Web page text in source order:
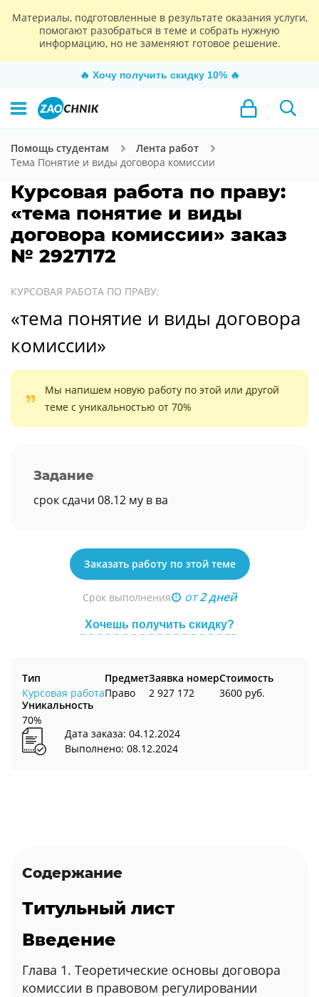
Материалы, подготовленные в результате оказания услуги,
помогают разобраться в теме и собрать нужную
информацию, но не заменяют готовое решение.
🔥 Хочу получить скидку 10% 🔥
Помощь студентам
Лента работ
Тема Понятие и виды договора комиссии
Курсовая работа по праву:
«тема понятие и виды
договора комиссии» заказ
№ 2927172
КУРСОВАЯ РАБОТА ПО ПРАВУ:
«тема понятие и виды договора
комиссии»
Мы напишем новую работу по этой или другой
теме с уникальностью от 70%
Задание
срок сдачи 08.12 му в ва
Заказать работу по этой теме
Срок выполнения от2 дней
Хочешь получить скидку?
Тип
Курсовая работа
Предмет
Право
Заявка номер
2 927 172
Стоимость
3600 руб.
Уникальность
70%
Дата заказа: 04.12.2024
Выполнено: 08.12.2024
Содержание
Титульный лист
Введение
Глава 1. Теоретические основы договора
комиссии в правовом регулировании